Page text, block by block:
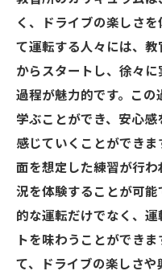
く、ドライブの楽しさ
て運転する人々には、
からスタートし、徐々
過程が魅力的です。この
学ぶことができ、安心
感じていくことができ
面を想定した練習が行
況を体験することが可
的な運転だけでなく、
トを味わうことができ
て、ドライブの楽しさ